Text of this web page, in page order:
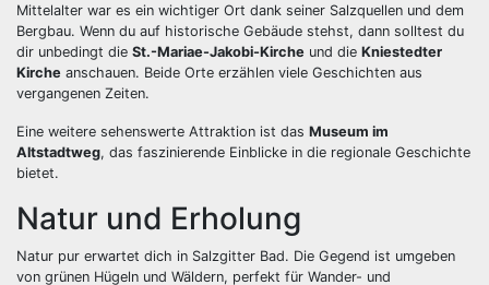
Mittelalter war es ein wichtiger Ort dank seiner Salzquellen und dem
Bergbau. Wenn du auf historische Gebäude stehst, dann solltest du
dir unbedingt die St.-Mariae-Jakobi-Kirche und die Kniestedter
Kirche anschauen. Beide Orte erzählen viele Geschichten aus
vergangenen Zeiten.
Eine weitere sehenswerte Attraktion ist das Museum im
Altstadtweg, das faszinierende Einblicke in die regionale Geschichte
bietet.
Natur und Erholung
Natur pur erwartet dich in Salzgitter Bad. Die Gegend ist umgeben
von grünen Hügeln und Wäldern, perfekt für Wander- und